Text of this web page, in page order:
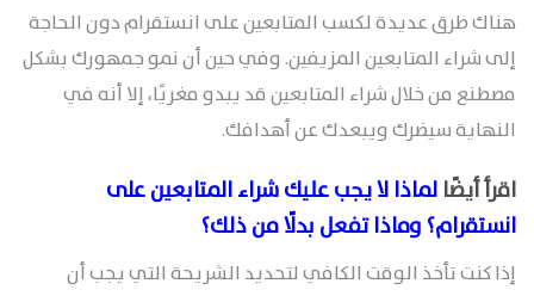
هناك طرق عديدة لكسب المتابعين على انستقرام دون الحاجة
إلى شراء المتابعين المزيفين. وفي حين أن نمو جمهورك بشكل
مصطنع من خلال شراء المتابعين قد يبدو مغريًا، إلا أنه في
النهاية سيضرك ويبعدك عن أهدافك.
اقرأ أيضًا لماذا لا يجب عليك شراء المتابعين على
انستقرام؟ وماذا تفعل بدلًا من ذلك؟
إذا كنت تأخذ الوقت الكافي لتحديد الشريحة التي يجب أن